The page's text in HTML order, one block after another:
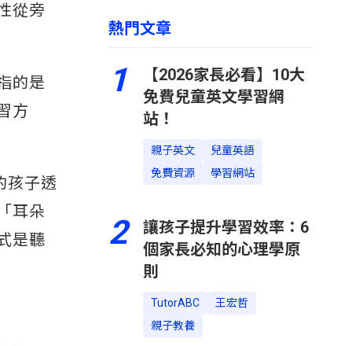
從旁
的是
方
孩子透
耳朵
是聽
熱門文章
1
【2026家長必看】10大
免費兒童英文學習網
站！
親子英文
兒童英語
免費資源
學習網站
2
讓孩子提升學習效率：6
個家長必知的心理學原
則
TutorABC
王宏哲
親子教養